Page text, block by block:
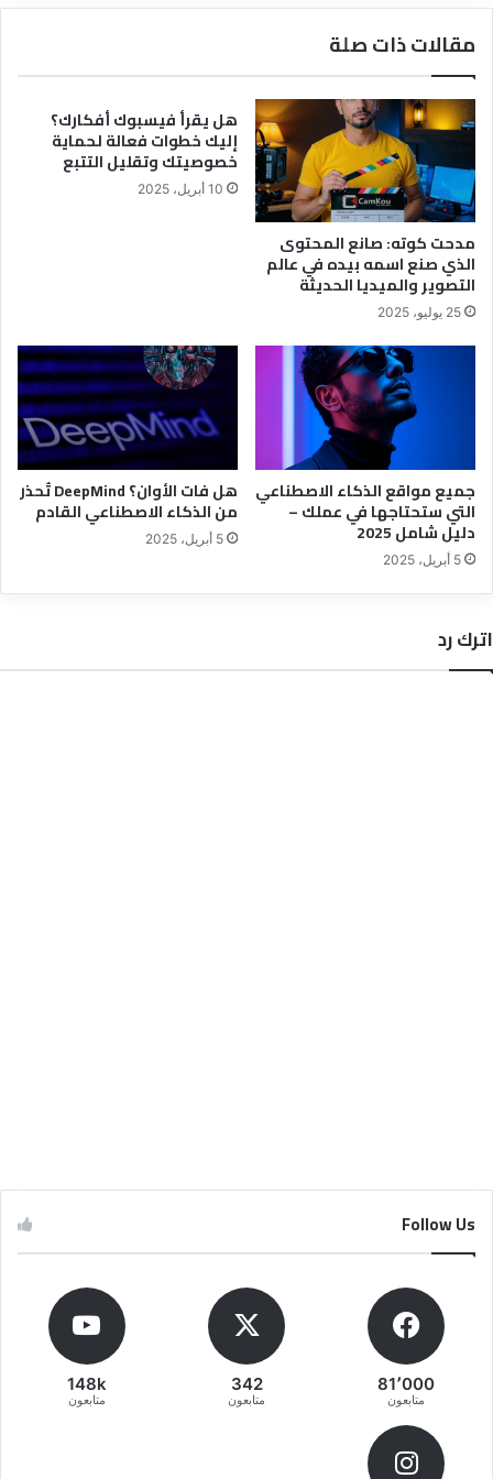
الإلكتروني
مقالات ذات صلة
مدحت كوته: صانع المحتوى
الذي صنع اسمه بيده في عالم
التصوير والميديا الحديثة
25 يوليو، 2025
هل يقرأ فيسبوك أفكارك؟
إليك خطوات فعالة لحماية
خصوصيتك وتقليل التتبع
10 أبريل، 2025
جميع مواقع الذكاء الاصطناعي
التي ستحتاجها في عملك –
دليل شامل 2025
5 أبريل، 2025
هل فات الأوان؟ DeepMind تُحذر
من الذكاء الاصطناعي القادم
5 أبريل، 2025
اترك رد
Follow Us
81٬000
متابعون
342
متابعون
148k
متابعون